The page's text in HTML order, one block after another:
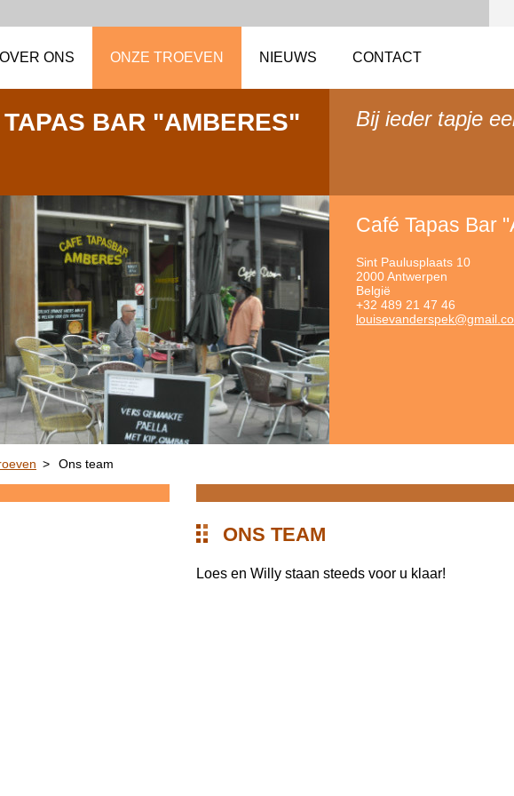
OVER ONS ONZE TROEVEN NIEUWS CONTACT
BAR "AMBERES" Bij ieder tapje
Café Tapas Bar
Sint Paulusplaats 10
2000 Antwerpen
België
+32 489 21 47 46
louisevanderspek@gmail.c
> Ons team
ONS TEAM
Loes en Willy staan steeds voor u klaar!